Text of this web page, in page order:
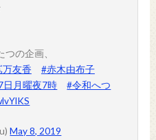
の企画、
万友香
#赤木由布子
日月曜夜7時
#令和へつ
May 8, 2019